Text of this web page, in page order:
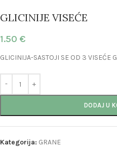
GLICINIJE VISEĆE
1.50 €
GLICINIJA-SASTOJI SE OD 3 VISEĆE
DODAJ U
Kategorija: GRANE